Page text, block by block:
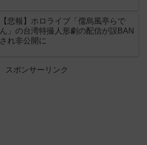
【悲報】ホロライブ「儒烏風亭らで
ん」の台湾特撮人形劇の配信が誤BAN
され非公開に
スポンサーリンク